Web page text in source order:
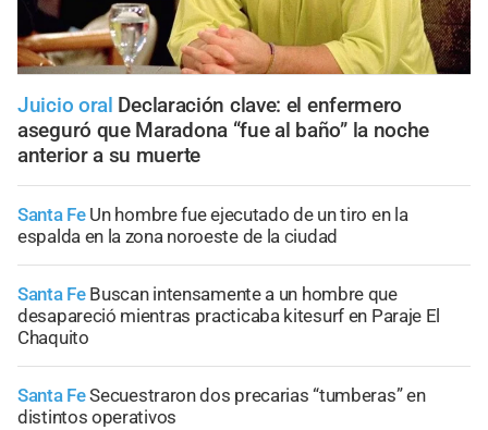
Juicio oral Declaración clave: el enfermero
aseguró que Maradona “fue al baño” la noche
anterior a su muerte
Santa Fe Un hombre fue ejecutado de un tiro en la
espalda en la zona noroeste de la ciudad
Santa Fe Buscan intensamente a un hombre que
desapareció mientras practicaba kitesurf en Paraje El
Chaquito
Santa FeSecuestraron dos precarias “tumberas” en
distintos operativos